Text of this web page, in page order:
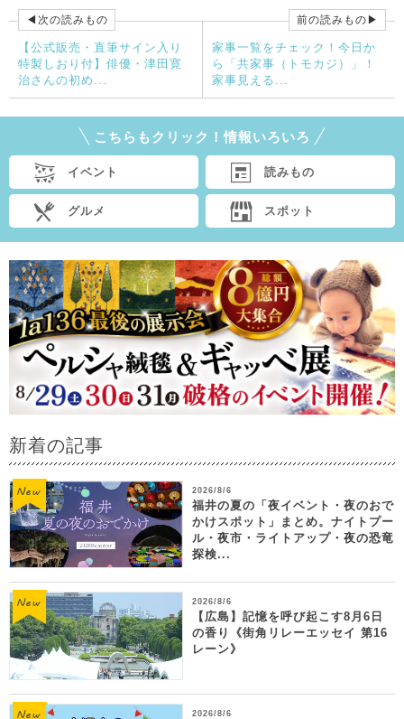
◀次の読みもの
【公式販売・直筆サイン入り
特製しおり付】俳優・津田寛
治さんの初め...
前の読みもの▶
家事一覧をチェック！今日か
ら「共家事（トモカジ）」！
家事見える...
こちらもクリック！情報いろいろ
イベント 読みもの
グルメ スポット
新着の記事
2026/8/6
福井の夏の「夜イベント・夜のおで
かけスポット」まとめ。ナイトプー
ル・夜市・ライトアップ・夜の恐竜
探検...
2026/8/6
【広島】記憶を呼び起こす8月6日
の香り《街角リレーエッセイ 第16
レーン》
2026/8/6